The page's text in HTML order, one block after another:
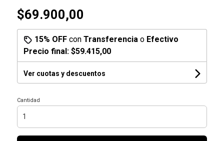
$69.900,00
15% OFFcon Transferencia o Efectivo
Precio final: $59.415,00
Ver cuotas y descuentos
Cantidad